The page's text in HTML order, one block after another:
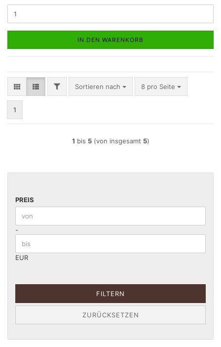
IN DEN WARENKORB
FILTERSortieren nach
Sortieren nach 8 pro Seite
pro Seite
1
1 bis 5(von insgesamt 5)
PREIS
PREIS
Preis bis
-
EUR
FILTERN
ZURÜCKSETZEN